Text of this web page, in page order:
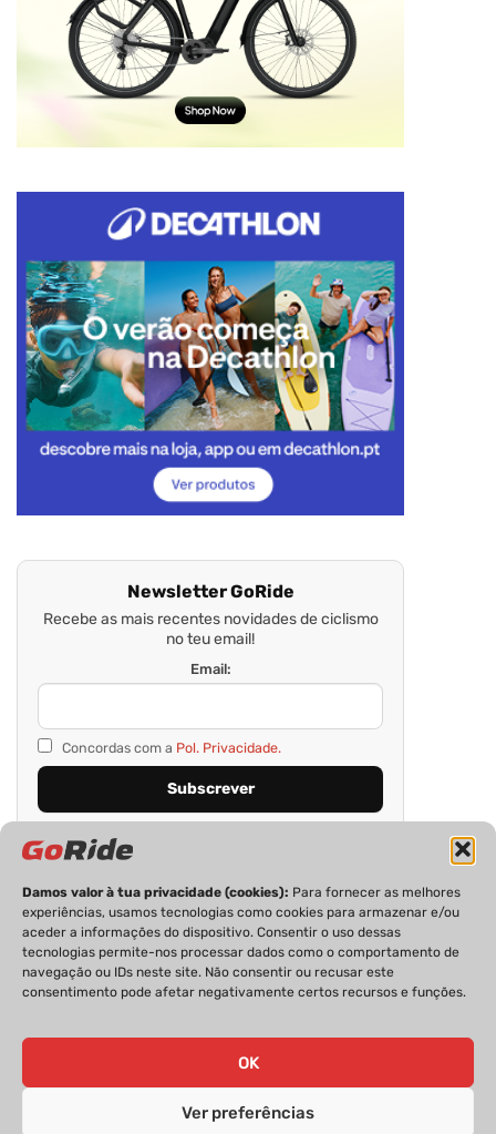
Damos valor à tua privacidade (cookies): Para fornecer as melhores
experiências, usamos tecnologias como cookies para armazenar e/ou
aceder a informações do dispositivo. Consentir o uso dessas
tecnologias permite-nos processar dados como o comportamento de
navegação ou IDs neste site. Não consentir ou recusar este
consentimento pode afetar negativamente certos recursos e funções.
OK
Ver preferências
Newsletter GoRide
Recebe as mais recentes novidades de ciclismo
no teu email!
Email:
Concordas com a Pol. Privacidade.
PRIVACIDADE FICHA TÉCNICA
ESTATUTO EDITORIAL